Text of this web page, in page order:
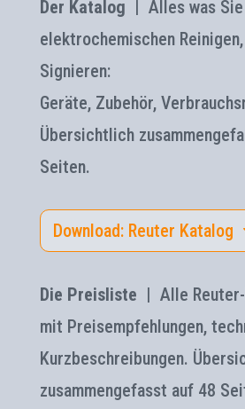
Der Katalog | Alles was
elektrochemischen
Signieren:
Geräte, Zubehör,
Übersichtlich
Seiten.
Download: Reuter Katalog
Die Preisliste | Alle
mit Preisempfehlungen,
Kurzbeschreibungen.
zusammengefasst auf 48